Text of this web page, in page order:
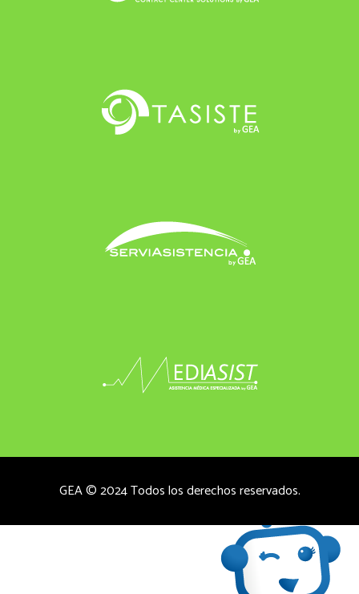
GEA © 2024 Todos los derechos reservados.